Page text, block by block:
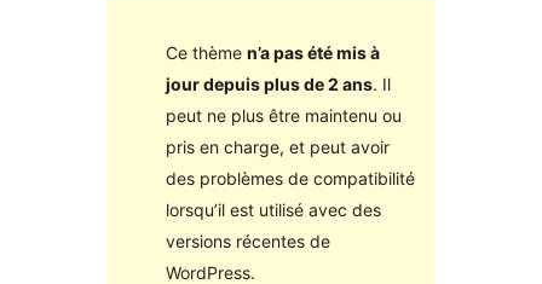
Ce thème n’a pas été mis à
jour depuis plus de 2 ans. Il
peut ne plus être maintenu ou
pris en charge, et peut avoir
des problèmes de compatibilité
lorsqu’il est utilisé avec des
versions récentes de
WordPress.